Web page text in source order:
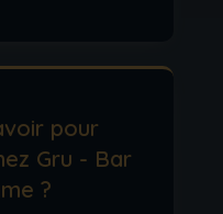
pour
Gru - Bar
?